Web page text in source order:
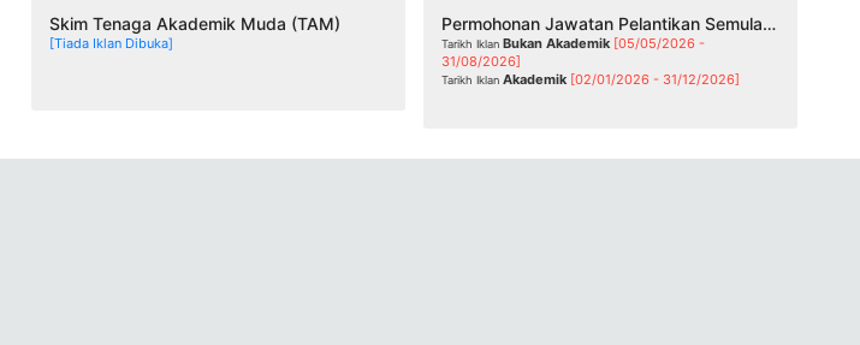
Skim Tenaga Akademik Muda (TAM)
[Tiada Iklan Dibuka]
Permohonan Jawatan Pelantikan Semula (Kontrak)
Tarikh Iklan Bukan Akademik [05/05/2026 -
31/08/2026]
Tarikh Iklan Akademik [02/01/2026 - 31/12/2026]